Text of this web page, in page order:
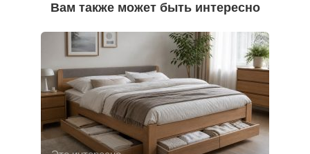
Вам также может быть интересно